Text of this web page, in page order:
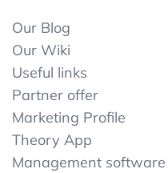
Our Blog
Our Wiki
Useful links
Partner offer
Marketing Profile
Theory App
Management software